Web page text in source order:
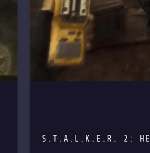
S.T.A.L.K.E.R. 2: